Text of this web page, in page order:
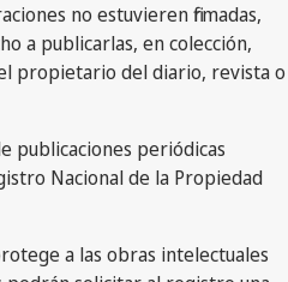
no estuvieren firmadas,
a publicarlas, en colección,
propietario del diario, revista o
publicaciones periódicas
Nacional de la Propiedad
a las obras intelectuales